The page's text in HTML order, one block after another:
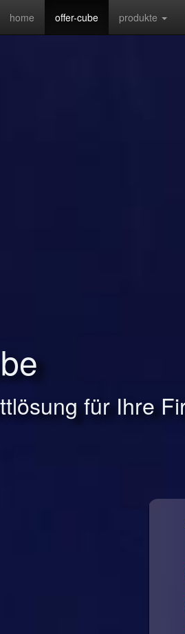
home offer-cube produkte
für Ihre